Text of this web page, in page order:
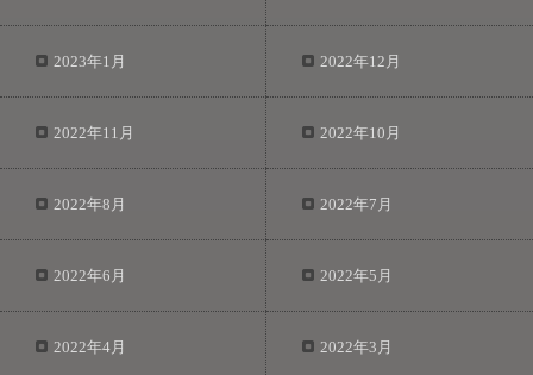
2023年1月 2022年12月
2022年11月 2022年10月
2022年8月 2022年7月
2022年6月 2022年5月
2022年4月 2022年3月